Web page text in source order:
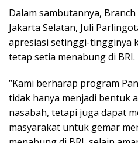
Dalam sambutannya,
Jakarta Selatan, Juli
apresiasi setinggi-tingginya
tetap setia menabung di BRI.
“Kami berharap program
tidak hanya menjadi bentuk
nasabah, tetapi juga dapat
masyarakat untuk gemar